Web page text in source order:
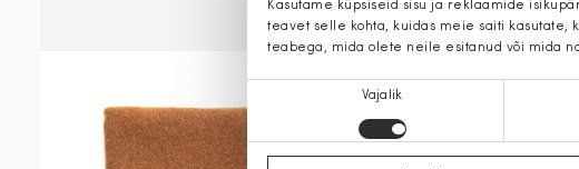
Kasutame küpsiseid sisu ja reklaamide
teavet selle kohta, kuidas meie saiti
teabega, mida olete neile esitanud või mida
valik
Vajalik